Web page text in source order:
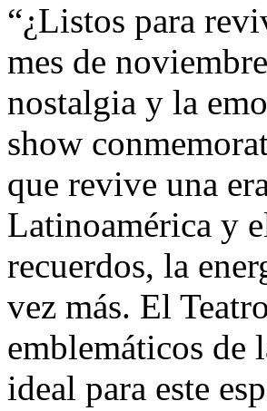
“¿Listos para
mes de
nostalgia y la
show
que revive una
Latinoamérica y
recuerdos, la
vez más. El
emblemáticos de
ideal para este